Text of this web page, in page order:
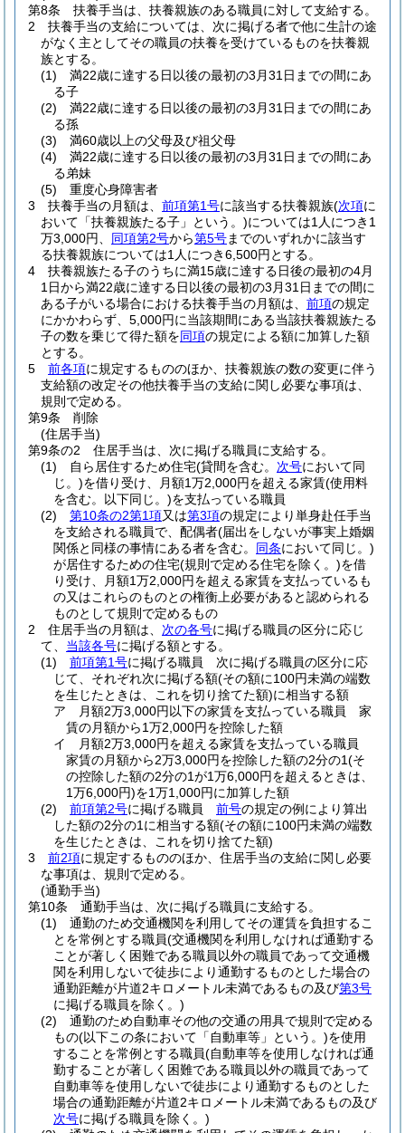
第8条
扶養手当は、扶養親族のある職員に対して支給する。
2
扶養手当の支給については、次に掲げる者で他に生計の途
がなく主としてその職員の扶養を受けているものを扶養親
族とする。
(1)
満22歳に達する日以後の最初の3月31日までの間にあ
る子
(2)
満22歳に達する日以後の最初の3月31日までの間にあ
る孫
(3)
満60歳以上の父母及び祖父母
(4)
満22歳に達する日以後の最初の3月31日までの間にあ
る弟妹
(5)
重度心身障害者
3
扶養手当の月額は、 前項第1号に該当する扶養親族(次項に
おいて「扶養親族たる子」という。)については1人につき1
万3,000円、 同項第2号から第5号までのいずれかに該当す
る扶養親族については1人につき6,500円とする。
4
扶養親族たる子のうちに満15歳に達する日後の最初の4月
1日から満22歳に達する日以後の最初の3月31日までの間に
ある子がいる場合における扶養手当の月額は、 前項の規定
にかかわらず、5,000円に当該期間にある当該扶養親族たる
子の数を乗じて得た額を同項の規定による額に加算した額
とする。
5
前各項に規定するもののほか、扶養親族の数の変更に伴う
支給額の改定その他扶養手当の支給に関し必要な事項は、
規則で定める。
第9条
削除
(住居手当)
第9条の2
住居手当は、次に掲げる職員に支給する。
(1)
自ら居住するため住宅(貸間を含む。 次号において同
じ。)を借り受け、月額1万2,000円を超える家賃(使用料
を含む。以下同じ。)を支払っている職員
(2)
第10条の2第1項又は第3項の規定により単身赴任手当
を支給される職員で、配偶者(届出をしないが事実上婚姻
関係と同様の事情にある者を含む。 同条において同じ。)
が居住するための住宅(規則で定める住宅を除く。)を借
り受け、月額1万2,000円を超える家賃を支払っているも
の又はこれらのものとの権衡上必要があると認められる
ものとして規則で定めるもの
2
住居手当の月額は、 次の各号に掲げる職員の区分に応じ
て、 当該各号に掲げる額とする。
(1)
前項第1号に掲げる職員 次に掲げる職員の区分に応
じて、それぞれ次に掲げる額(その額に100円未満の端数
を生じたときは、これを切り捨てた額)に相当する額
ア
月額2万3,000円以下の家賃を支払っている職員 家
賃の月額から1万2,000円を控除した額
イ
月額2万3,000円を超える家賃を支払っている職員
家賃の月額から2万3,000円を控除した額の2分の1(そ
の控除した額の2分の1が1万6,000円を超えるときは、
1万6,000円)を1万1,000円に加算した額
(2)
前項第2号に掲げる職員 前号の規定の例により算出
した額の2分の1に相当する額(その額に100円未満の端数
を生じたときは、これを切り捨てた額)
3
前2項に規定するもののほか、住居手当の支給に関し必要
な事項は、規則で定める。
(通勤手当)
第10条
通勤手当は、次に掲げる職員に支給する。
(1)
通勤のため交通機関を利用してその運賃を負担するこ
とを常例とする職員(交通機関を利用しなければ通勤する
ことが著しく困難である職員以外の職員であって交通機
関を利用しないで徒歩により通勤するものとした場合の
通勤距離が片道2キロメートル未満であるもの及び第3号
に掲げる職員を除く。)
(2)
通勤のため自動車その他の交通の用具で規則で定める
もの(以下この条において「自動車等」という。)を使用
することを常例とする職員(自動車等を使用しなければ通
勤することが著しく困難である職員以外の職員であって
自動車等を使用しないで徒歩により通勤するものとした
場合の通勤距離が片道2キロメートル未満であるもの及び
次号に掲げる職員を除く。)